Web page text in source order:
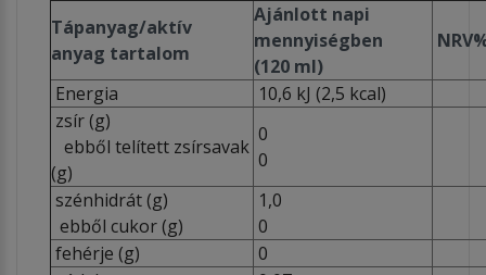
Tápanyag/aktív
anyag tartalom
Ajánlott napi
mennyiségben
(120 ml)
Energia
10,6 kJ (2,5 kcal)
zsír (g)
ebből telített zsírsavak
(g)
0
0
szénhidrát (g)
ebből cukor (g)
1,0
0
fehérje (g)
0